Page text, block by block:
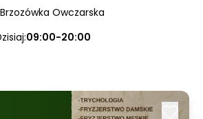
Owczarska
09:00-20:00